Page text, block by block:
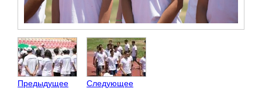
Предыдущее Следующее